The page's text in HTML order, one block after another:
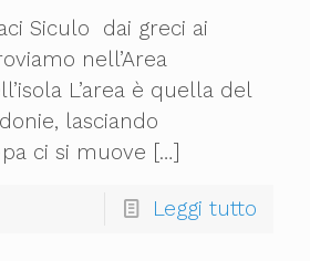
Siculo dai greci ai
nell’Area
L’area è quella del
lasciando
ci si muove […]
Leggi tutto